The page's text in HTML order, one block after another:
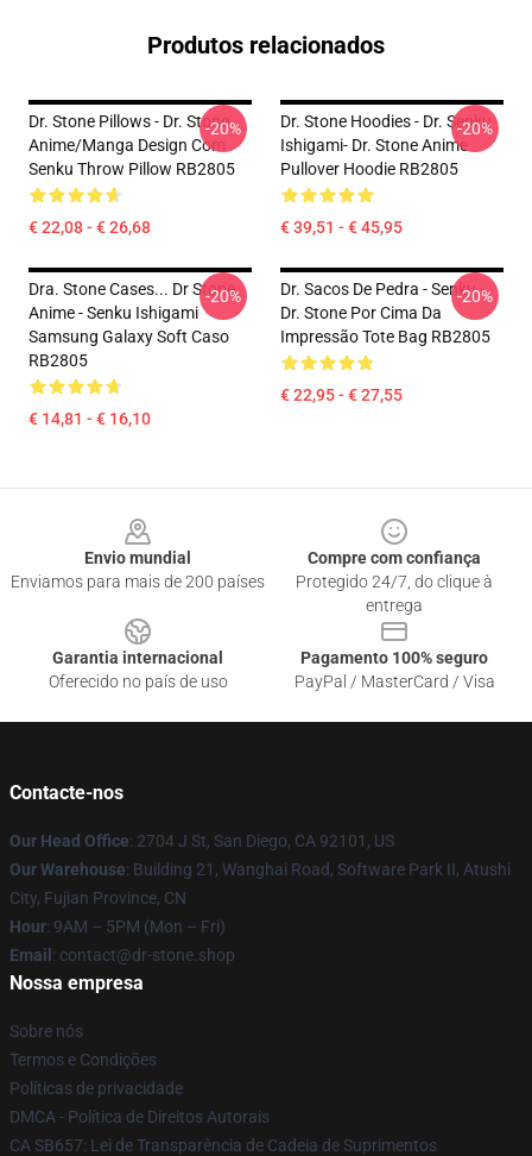
Produtos relacionados
Dr. Stone Pillows - Dr. Stone
Anime/manga Design Com
Senku Throw Pillow RB2805
€ 22,08 - € 26,68
-20%
Dr. Stone Hoodies - Dr. Senku
Ishigami- Dr. Stone Anime
Pullover Hoodie RB2805
€ 39,51 - € 45,95
-20%
Dra. Stone Cases... Dr Stone
Anime - Senku Ishigami
Samsung Galaxy Soft Caso
RB2805
€ 14,81 - € 16,10
-20%
Dr. Sacos De Pedra - Senku -
Dr. Stone Por Cima Da
Impressão Tote Bag RB2805
€ 22,95 - € 27,55
-20%
Envio mundial
Enviamos para mais de 200 países
Compre com confiança
Protegido 24/7, do clique à
entrega
Garantia internacional
Oferecido no país de uso
Pagamento 100% seguro
PayPal / MasterCard / Visa
Contacte-nos
Our Head Office: 2704 J St, San Diego, CA 92101, US
Our Warehouse: Building 21, Wanghai Road, Software Park II, Atushi
City, Fujian Province, CN
Hour: 9AM – 5PM (Mon – Fri)
Email : contact@dr-stone.shop
Nossa empresa
Sobre nós
Termos e Condições
Políticas de privacidade
DMCA - Política de Direitos Autorais
CA SB657: Lei de Transparência de Cadeia de Suprimentos